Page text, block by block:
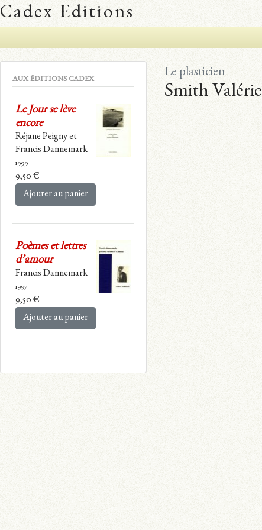
Cadex Editions
Le plasticien
Smith Valérie
AUX ÉDITIONS CADEX
Le Jour se lève
encore
Réjane Peigny et
Francis Dannemark
1999
9,50 €
Ajouter au panier
Poèmes et lettres
d’amour
Francis Dannemark
1997
9,50 €
Ajouter au panier